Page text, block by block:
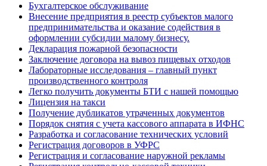
Бухгалтерское обслуживание
Внесение предприятия в реестр субъектов малого
предпринимательства и оказание содействия в
оформлении субсидии малому бизнесу.
Декларация пожарной безопасности
Заключение договора на вывоз пищевых отходов
Лабораторные исследования – главный пункт
производственного контроля
Легко получить документы БТИ с нашей помощью
Лицензия на такси
Получение дубликатов утраченных документов
Порядок снятия с учета кассового аппарата в ИФНС
Разработка и согласование технических условий
Регистрация договоров в УФРС
Регистрация и согласование наружной рекламы